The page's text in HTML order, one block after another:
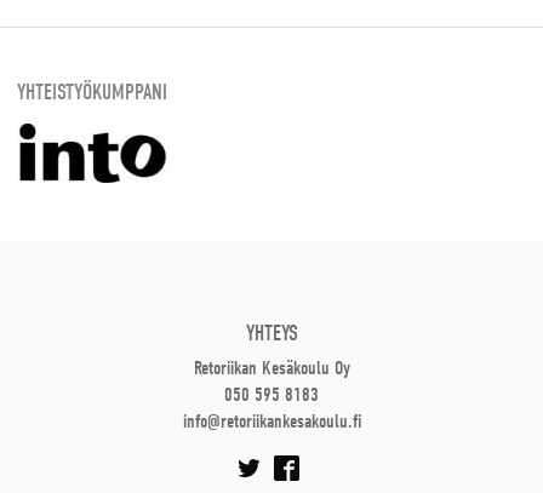
YHTEISTYÖKUMPPANI
YHTEYS
Retoriikan Kesäkoulu Oy
050 595 8183
info@retoriikankesakoulu.fi